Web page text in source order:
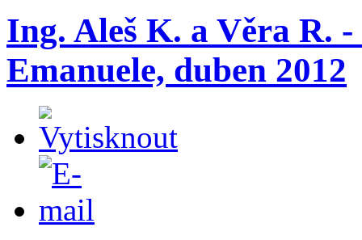
Ing. Aleš K. a Věra R.
Emanuele, duben 2012